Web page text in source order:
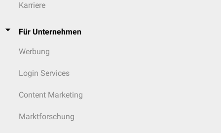
Karriere
Für Unternehmen
Werbung
Login Services
Content Marketing
Marktforschung